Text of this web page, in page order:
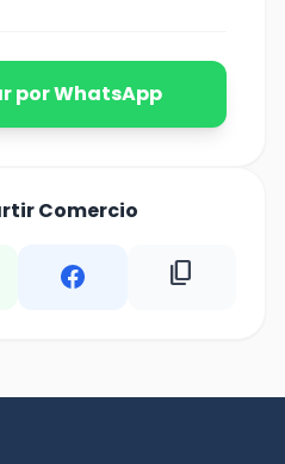
por WhatsApp
Comercio
content_copy